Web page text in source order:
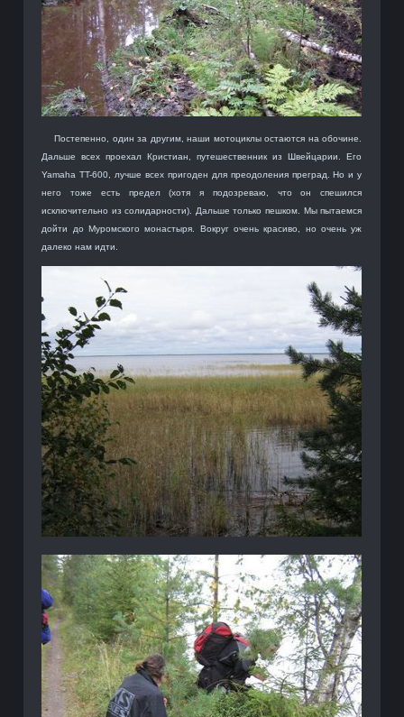
Постепенно, один за другим, наши мотоциклы остаются на обочине.
Дальше всех проехал Кристиан, путешественник из Швейцарии. Его
Yamaha TT-600, лучше всех пригоден для преодоления преград. Но и у
него тоже есть предел (хотя я подозреваю, что он спешился
исключительно из солидарности). Дальше только пешком. Мы пытаемся
дойти до Муромского монастыря. Вокруг очень красиво, но очень уж
далеко нам идти.